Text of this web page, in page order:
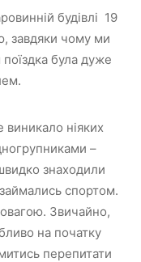
будівлі 19
завдяки чому ми
була дуже
ніяких
–
знаходили
спортом.
Звичайно,
на початку
перепитати